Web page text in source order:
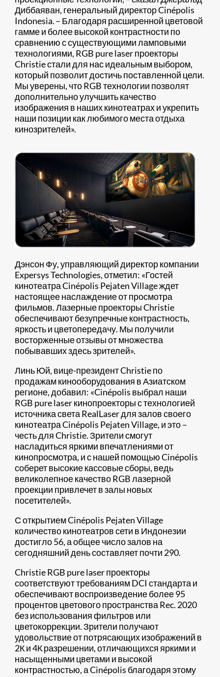
Диббаяван, генеральный директор Cinépolis
Indonesia. – Благодаря расширенной цветовой
гамме и более высокой контрастности по
сравнению с существующими ламповыми
технологиями, RGB pure laser проекторы
Christie стали для нас идеальным выбором,
который позволит достичь поставленной цели.
Мы уверены, что RGB технологии позволят
дополнительно улучшить качество
изображения в наших кинотеатрах и укрепить
наши позиции как любимого места отдыха
кинозрителей».
Дэнсон Фу, управляющий директор компании
Expersys Technologies, отметил: «Гостей
кинотеатра Cinépolis Pejaten Village ждет
настоящее наслаждение от просмотра
фильмов. Лазерные проекторы Christie
обеспечивают безупречные контрастность,
яркость и цветопередачу. Мы получили
восторженные отзывы от множества
побывавших здесь зрителей».
Линь Юй, вице-президент Christie по
продажам кинооборудования в Азиатском
регионе, добавил: «Cinépolis выбрал наши
RGB pure laser кинопроекторы с технологией
источника света RealLaser для залов своего
кинотеатра Cinépolis Pejaten Village, и это –
честь для Christie. Зрители смогут
насладиться яркими впечатлениями от
кинопросмотра, и с нашей помощью Cinépolis
соберет высокие кассовые сборы, ведь
великолепное качество RGB лазерной
проекции привлечет в залы новых
посетителей».
С открытием Cinépolis Pejaten Village
количество кинотеатров сети в Индонезии
достигло 56, а общее число залов на
сегодняшний день составляет почти 290.
Christie RGB pure laser проекторы
соответствуют требованиям DCI стандарта и
обеспечивают воспроизведение более 95
процентов цветового пространства Rec. 2020
без использования фильтров или
цветокоррекции. Зрители получают
удовольствие от потрясающих изображений в
2К и 4К разрешении, отличающихся яркими и
насыщенными цветами и высокой
контрастностью, а Cinépolis благодаря этому